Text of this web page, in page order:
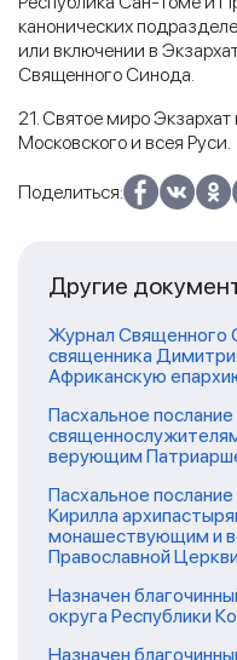
канонических
или включении в
Священного Синода.
21. Святое миро
Московского и всея Руси.
Поделиться:
Другие
Журнал Священного
священника
Африканскую
Пасхальное
верующим
Пасхальное
Кирилла
монашествующим и
Православной Церкви
Назначен
округа Республики
Назначен